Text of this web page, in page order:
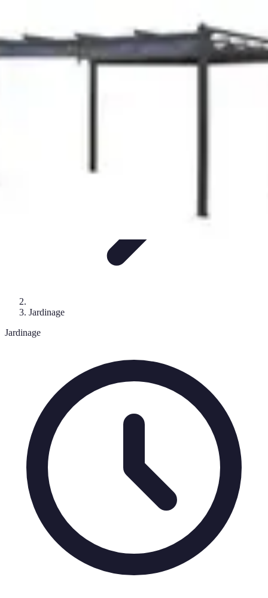
Cuisine &
Ménage OrganisationProductivité
Astuces du Quotidien
Jardinage
Jardinage